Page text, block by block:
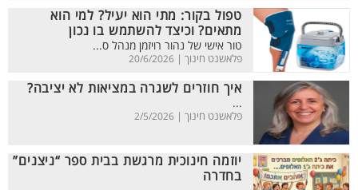
טפול בקור: מתי הוא יעיל? למי הוא
מתאים? וכיצד להשתמש בו נכון
טור אישי של נהור רויזמן מנהל ס...
פלאשנט חינוך | 20/6/2026
איך חוזרים לשגרה במציאות לא יציבה?
...
פלאשנט חינוך | 2/5/2026
יוזמה חינוכית מרגשת בבית ספר “ניצנים”
בחדרה